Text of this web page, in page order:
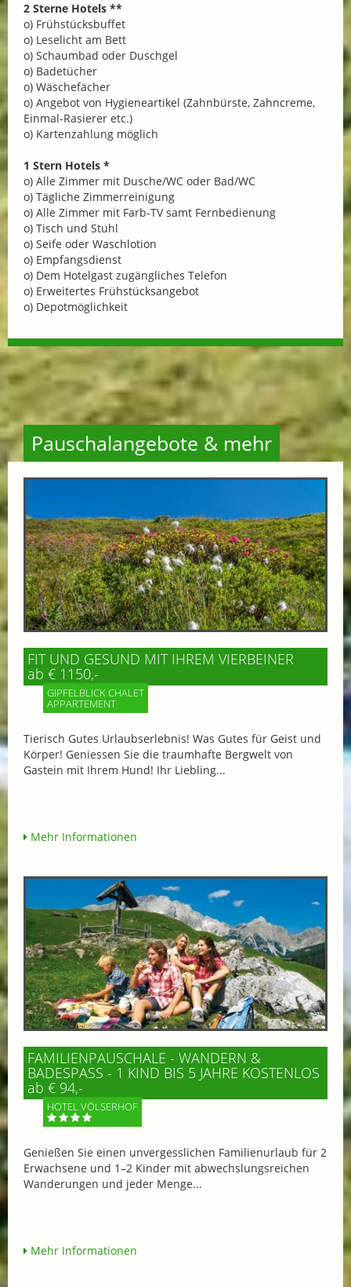
2 Sterne Hotels **
o) Frühstücksbuffet
o) Leselicht am Bett
o) Schaumbad oder Duschgel
o) Badetücher
o) Wäschefächer
o) Angebot von Hygieneartikel (Zahnbürste, Zahncreme,
Einmal-Rasierer etc.)
o) Kartenzahlung möglich
1 Stern Hotels *
o) Alle Zimmer mit Dusche/WC oder Bad/WC
o) Tägliche Zimmerreinigung
o) Alle Zimmer mit Farb-TV samt Fernbedienung
o) Tisch und Stuhl
o) Seife oder Waschlotion
o) Empfangsdienst
o) Dem Hotelgast zugängliches Telefon
o) Erweitertes Frühstücksangebot
o) Depotmöglichkeit
Pauschalangebote & mehr
FIT UND GESUND MIT IHREM VIERBEINER
ab € 1150,-
GIPFELBLICK CHALET
APPARTEMENT
Tierisch Gutes Urlaubserlebnis! Was Gutes für Geist und
Körper! Geniessen Sie die traumhafte Bergwelt von
Gastein mit Ihrem Hund! Ihr Liebling...
Mehr Informationen
FAMILIENPAUSCHALE - WANDERN &
BADESPASS - 1 KIND BIS 5 JAHRE KOSTENLOS
ab € 94,-
HOTEL VÖLSERHOF
Genießen Sie einen unvergesslichen Familienurlaub für 2
Erwachsene und 1–2 Kinder mit abwechslungsreichen
Wanderungen und jeder Menge...
Mehr Informationen